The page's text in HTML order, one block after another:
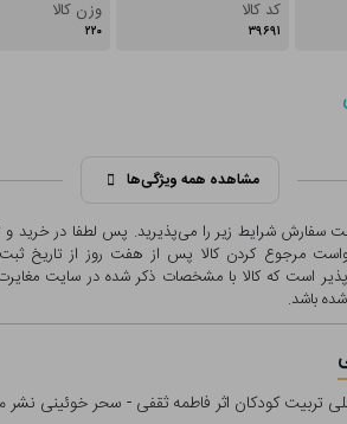
کد کالا
۳۹۶۹۱
وزن کالا
۲۲۰
مشاهده همه ویژگی‌ها
سفارش شرایط زیر را می‌پذیرید. پس لطفا در
مرجوع کردن کالا پس از هفت روز از تاریخ
است که کالا با مشخصات ذکر شده در سایت
باشد.
تربیت کودکان اثر فاطمه ثقفی - سحر خوئینی نشر